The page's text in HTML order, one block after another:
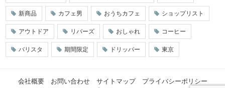
新商品 カフェ男 おうちカフェ ショップリスト
アウトドア リバーズ おしゃれ コーヒー
バリスタ 期間限定 ドリッパー 東京
会社概要 お問い合わせ サイトマップ
プライバシーポリシー